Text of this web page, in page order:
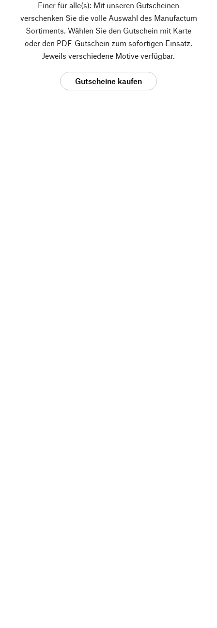
Einer für alle(s): Mit unseren Gutscheinen
verschenken Sie die volle Auswahl des Manufactum
Sortiments. Wählen Sie den Gutschein mit Karte
oder den PDF-Gutschein zum sofortigen Einsatz.
Jeweils verschiedene Motive verfügbar.
Gutscheine kaufen